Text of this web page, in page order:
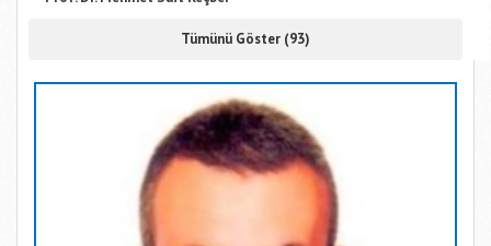
Tümünü Göster (93)